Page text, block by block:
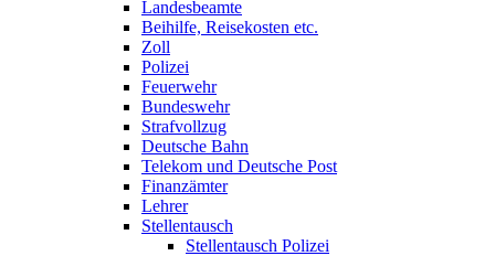
Landesbeamte
Beihilfe, Reisekosten etc.
Zoll
Polizei
Feuerwehr
Bundeswehr
Strafvollzug
Deutsche Bahn
Telekom und Deutsche Post
Finanzämter
Lehrer
Stellentausch
Stellentausch Polizei